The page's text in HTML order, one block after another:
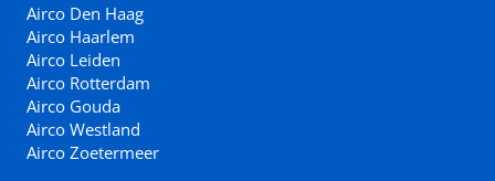
Airco Den Haag
Airco Haarlem
Airco Leiden
Airco Rotterdam
Airco Gouda
Airco Westland
Airco Zoetermeer